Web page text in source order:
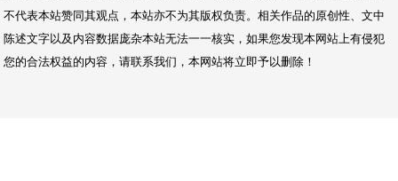
不代表本站赞同其观点，本站亦不为其版权负责。相关作品的原创性、文中
陈述文字以及内容数据庞杂本站无法一一核实，如果您发现本网站上有侵犯
您的合法权益的内容，请联系我们，本网站将立即予以删除！